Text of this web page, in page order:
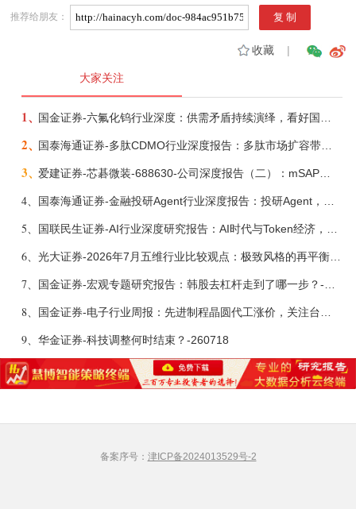
推荐给朋友：
收藏|
大家关注
1、
2、 国泰海通证券-多肽CDMO行业深度报告：多肽市场扩容带动CDMO产能扩建-260727
3、 爱建证券-芯碁微装-688630-公司深度报告（二）：mSAP带动LDI量价齐升，大尺寸封装打开成长空间-260722
4、
5、
6、 光大证券-2026年7月五维行业比较观点：极致风格的再平衡-260709
7、
8、
9、 华金证券-科技调整何时结束？-260718
备案序号： 津ICP备2024013529号-2